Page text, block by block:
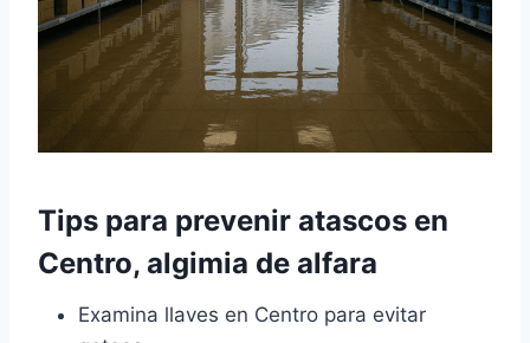
Tips para prevenir atascos en
Centro, algimia de alfara
Examina llaves en Centro para evitar